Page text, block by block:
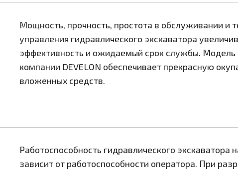
Мощность, прочность, простота в обслуживании и
управления гидравлического экскаватора
эффективность и ожидаемый срок службы. Модель
компании DEVELON обеспечивает прекрасную
вложенных средств.
Работоспособность гидравлического экскаватора
зависит от работоспособности оператора. При